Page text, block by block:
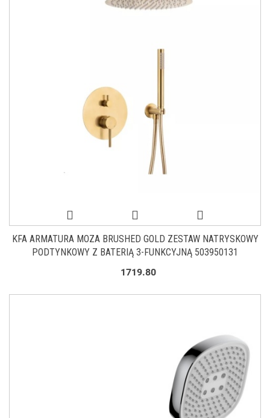
KFA ARMATURA MOZA BRUSHED GOLD ZESTAW NATRYSKOWY
PODTYNKOWY Z BATERIĄ 3-FUNKCYJNĄ 503950131
1719.80